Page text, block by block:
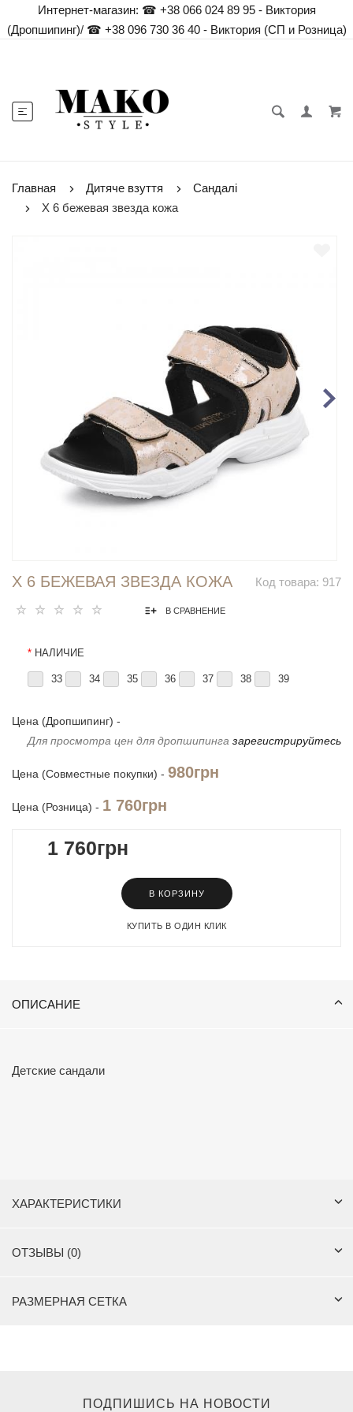
Интернет-магазин: ☎ +38 066 024 89 95 - Виктория
(Дропшипинг)/☎ +38 096 730 36 40 - Виктория (СП и Розница)
Главная Дитяче взуття
Сандалі
Х 6 бежевая звезда кожа
Код товара: 917
Х 6 БЕЖЕВАЯ ЗВЕЗДА КОЖА
В СРАВНЕНИЕ
* НАЛИЧИЕ
33 34 35 36 37 38 39
Цена (Дропшипинг) -
Для просмотра цен для дропшипинга зарегистрируйтесь
Цена (Совместные покупки) - 980грн
Цена (Розница) - 1 760грн
1 760грн
В КОРЗИНУ
КУПИТЬ В ОДИН КЛИК
ОПИСАНИЕ
Детские сандали
ХАРАКТЕРИСТИКИ
ОТЗЫВЫ (0)
РАЗМЕРНАЯ СЕТКА
ПОДПИШИСЬ НА НОВОСТИ